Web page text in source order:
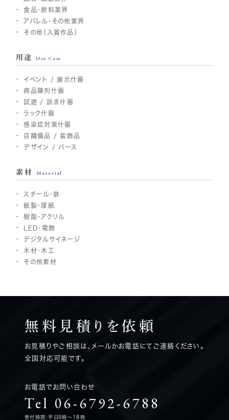
食品・飲料業界
アパレル・その他業界
その他（入賞作品）
用途 Use Case
イベント / 展示什器
商品陳列什器
試遊 / 訴求什器
ラック什器
感染症対策什器
店舗備品 / 装飾品
デザイン / パース
素材 Material
スチール・鉄
紙製・厚紙
樹脂・アクリル
LED・電飾
デジタルサイネージ
木材・木工
その他素材
無料見積りを依頼
お見積りやご相談は、メールかお電話にてご連絡ください。
全国対応可能です。
お電話でお問い合わせ
Tel 06-6792-6788
受付時間：平日9時～18時